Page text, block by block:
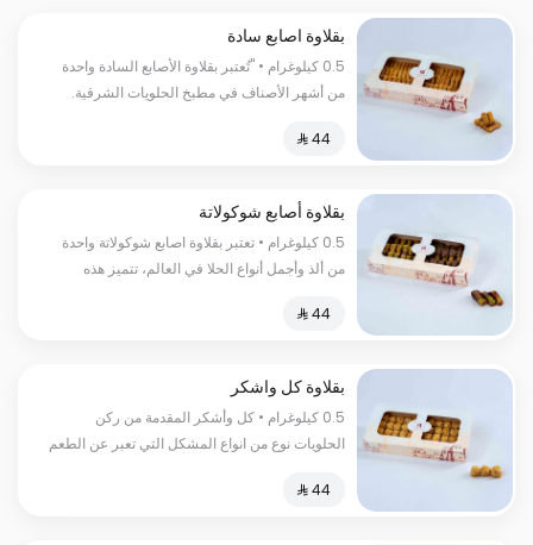
بقلاوة اصابع سادة
0.5 كيلوغرام • "تُعتبر بقلاوة الأصابع السادة واحدة
من أشھر الأصناف في مطبخ الحلویات الشرقیة.
عجینة البقلاوة الھشة، محشوة بأفضل أنواع الكاجو،
السعرات الحراریة: 150 سعرة حراریة
⁨⁦‪‬ 44⁩
بقلاوة أصابع شوكولاتة
0.5 كيلوغرام • تعتبر بقلاوة اصابع شوكولاتة واحدة
من ألذ وأجمل أنواع الحلا في العالم، تتميز هذه
العجينة الهشة السعرات الحرارية:٢٦٠سعرة حرارية
⁨⁦‪‬ 44⁩
بقلاوة كل واشكر
0.5 كيلوغرام • كل وأشكر المقدمة من ركن
الحلويات نوع من انواع المشكل التي تعبر عن الطعم
اللذيذ السعرات الحرارية:١٥٠سعرة حرارية
⁨⁦‪‬ 44⁩